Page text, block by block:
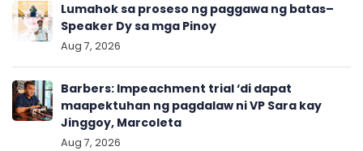
Lumahok sa proseso ng paggawa ng batas–
Speaker Dy sa mga Pinoy
Aug 7, 2026
Barbers: Impeachment trial ‘di dapat
maapektuhan ng pagdalaw ni VP Sara kay
Jinggoy, Marcoleta
Aug 7, 2026